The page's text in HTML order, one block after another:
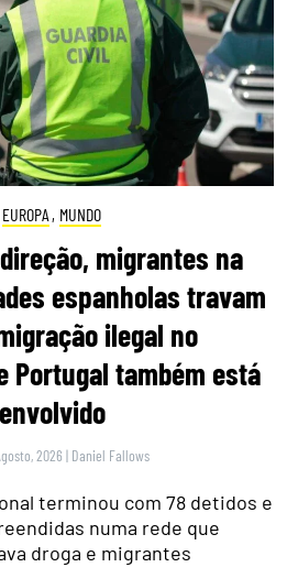
EUROPA , MUNDO
migrantes na
espanholas travam
ilegal no
Portugal também está
envolvido
2026 | Daniel Fallows
terminou com 78 detidos e
numa rede que
droga e migrantes